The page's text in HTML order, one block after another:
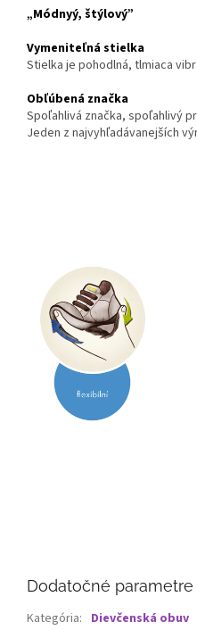
„Módnyý, štýlový”
Vymeniteľná stielka
Stielka je pohodlná, tlmiaca
Obľúbená značka
Spoľahlivá značka, spoľahlivý
Jeden z najvyhľadávanejších
Dodatočné parametre
Kategória: Dievčenská obuv